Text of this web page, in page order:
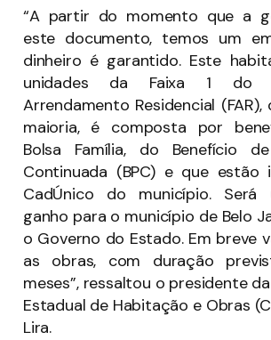
“A partir do momento que a
este documento, temos um
dinheiro é garantido. Este
unidades da Faixa 1 do
Arrendamento Residencial (FAR),
maioria, é composta por
Bolsa Família, do Benefício
Continuada (BPC) e que estão
CadÚnico do município. Será
ganho para o município de Belo
o Governo do Estado. Em breve
as obras, com duração
meses”, ressaltou o presidente
Estadual de Habitação e Obras
Lira.